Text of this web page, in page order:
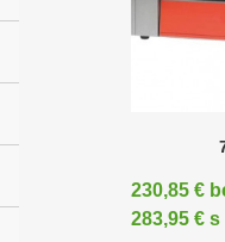
230,85 €
283,95 € s